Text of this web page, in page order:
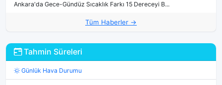
Ankara'da Gece-Gündüz Sıcaklık Farkı 15 Dereceyi B...
Tüm Haberler →
Tahmin Süreleri
Günlük Hava Durumu